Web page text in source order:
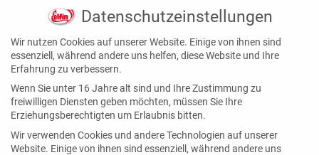
Verkaufsleiter:
Benjamin Punzenberger, MSc
Produktionsleiter:
Karl Schöfer
Verkauf:
Jennifer Mauhart
Datenschutzeinstellungen
Wir nutzen Cookies auf unserer Website. Einige von ihnen sind
essenziell, während andere uns helfen, diese Website und Ihre
Erfahrung zu verbessern.
Wenn Sie unter 16 Jahre alt sind und Ihre Zustimmung zu
freiwilligen Diensten geben möchten, müssen Sie Ihre
Erziehungsberechtigten um Erlaubnis bitten.
Wir verwenden Cookies und andere Technologien auf unserer
Website. Einige von ihnen sind essenziell, während andere uns